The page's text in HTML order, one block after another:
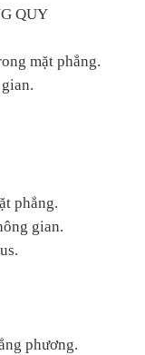
QUY
mặt phẳng.
phẳng.
gian.
phương.